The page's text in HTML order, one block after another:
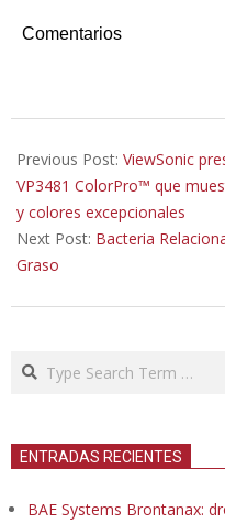
Comentarios
10-
12
Previous Post: ViewSonic
VP3481 ColorPro™ que
y colores excepcionales
Next Post: Bacteria
Graso
Search
ENTRADAS RECIENTES
BAE Systems Brontanax: